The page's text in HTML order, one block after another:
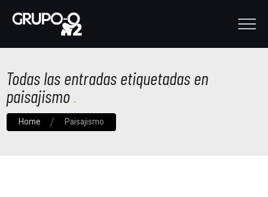
Todas las entradas etiquetadas en
paisajismo
Home Paisajismo